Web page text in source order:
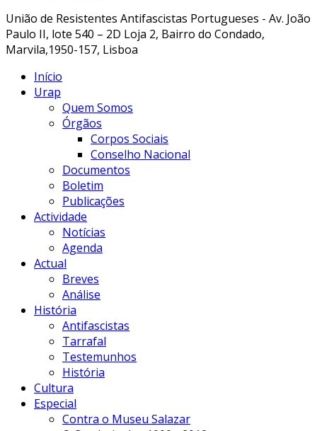
União de Resistentes Antifascistas Portugueses - Av. João
Paulo II, lote 540 – 2D Loja 2, Bairro do Condado,
Marvila,1950-157, Lisboa
Início
Urap
Quem Somos
Órgãos
Corpos Sociais
Conselho Nacional
Documentos
Boletim
Publicações
Actividade
Notícias
Agenda
Actual
Breves
Análise
História
Antifascistas
Tarrafal
Testemunhos
História
Cultura
Especial
Contra o Museu Salazar